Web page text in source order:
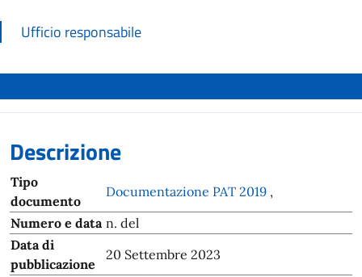
Ufficio responsabile
Descrizione
Tipo
documento
Documentazione PAT 2019 ,
Numero e data n. del
Data di
pubblicazione
20 Settembre 2023